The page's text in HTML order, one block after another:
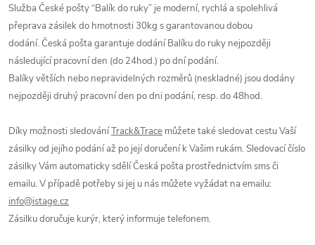
Služba České pošty “Balík do ruky” je moderní, rychlá a spolehlivá
přeprava zásilek do hmotnosti 30kg s garantovanou dobou
dodání. Česká pošta garantuje dodání Balíku do ruky nejpozději
následující pracovní den (do 24hod.) po dní podání.
Balíky větších nebo nepravidelných rozměrů (neskladné) jsou dodány
nejpozději druhý pracovní den po dni podání, resp. do 48hod.
Díky možnosti sledováníTrack&Trace můžete také sledovat cestu Vaší
zásilky od jejího podání až po její doručení k Vašim rukám. Sledovací číslo
zásilky Vám automaticky sdělí Česká pošta prostřednictvím sms či
emailu. V případě potřeby si jej u nás můžete vyžádat na emailu:
info@istage.cz
Zásilku doručuje kurýr, který informuje telefonem.